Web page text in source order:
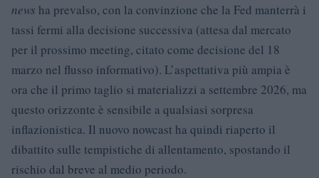
news ha prevalso, con la convinzione che la Fed manterrà i
tassi fermi alla decisione successiva (attesa dal mercato
per il prossimo meeting, citato come decisione del 18
marzo nel flusso informativo). L’aspettativa più ampia è
ora che il primo taglio si materializzi a settembre 2026, ma
questo orizzonte è sensibile a qualsiasi sorpresa
inflazionistica. Il nuovo nowcast ha quindi riaperto il
dibattito sulle tempistiche di allentamento, spostando il
rischio dal breve al medio periodo.